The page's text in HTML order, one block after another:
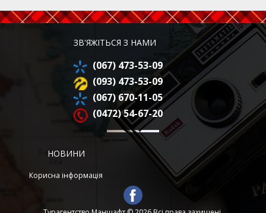
ЗВ'ЯЖІТЬСЯ З НАМИ
(067) 473-53-09
(093) 473-53-09
(067) 670-11-05
(0472) 54-67-20
НОВИНИ
Корисна інформація